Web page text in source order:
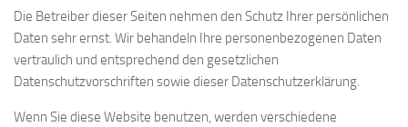
Die Betreiber dieser Seiten nehmen den Schutz Ihrer persönlichen
Daten sehr ernst. Wir behandeln Ihre personenbezogenen Daten
vertraulich und entsprechend den gesetzlichen
Datenschutzvorschriften sowie dieser Datenschutzerklärung.
Wenn Sie diese Website benutzen, werden verschiedene